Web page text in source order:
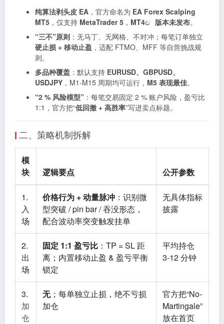
纯算法剥头皮 EA ，官方命名为 EA Forex Scalping
MT5 ，仅支持 MetaTrader 5 ， MT4 版本未发布。
“三不”原则 ：无马丁、无网格、不对冲；每笔订单独立
硬止损 + 移动止盈 ，适配 FTMO、MFF 等自营挑战规
则。
多品种覆盖 ：默认支持 EURUSD、GBPUSD、
USDJPY ，M1-M15 周期均可运行， M5 表现最佳。
“2 % 风险模型” ：每笔交易固定 2 % 账户风险，盈亏比
1:1，官方把“低回撤 + 高胜率”写进卖点标题。
二、策略机制拆解
模
块
逻辑要点 公开参数
1.
入
场
价格行为 + 动量脉冲 ：识别微
型突破 / pin bar / 吞没形态，
配合波动率突变触发挂单
无具体指标
披露
2.
出
场
固定 1:1 盈亏比 ：TP = SL 距
离；内置移动止盈 & 盈亏平衡
锁定
平均持仓
3-12 分钟
3.
加
仓
无；每单独立止损，绝不亏损
加仓
官方把“No-
Martingale”
放在首页